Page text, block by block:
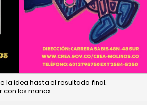
la idea hasta el resultado final.
con las manos.